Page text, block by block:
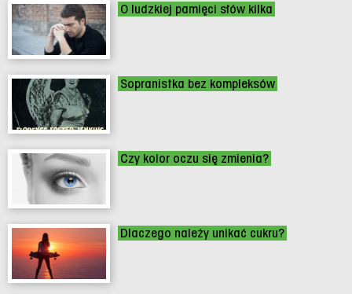
O ludzkiej pamięci słów kilka
Sopranistka bez kompleksów
Czy kolor oczu się zmienia?
Dlaczego należy unikać cukru?